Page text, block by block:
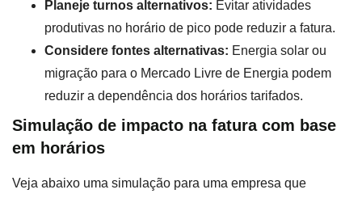
Planeje turnos alternativos: Evitar atividades
produtivas no horário de pico pode reduzir a fatura.
Considere fontes alternativas: Energia solar ou
migração para o Mercado Livre de Energia podem
reduzir a dependência dos horários tarifados.
Simulação de impacto na fatura com base
em horários
Veja abaixo uma simulação para uma empresa que